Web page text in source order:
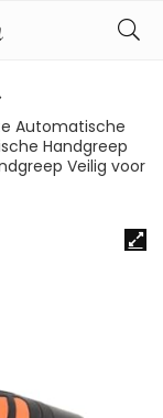
Automatische
Handgreep
Veilig voor